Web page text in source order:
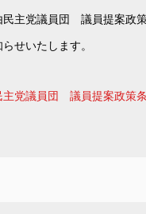
民主党議員団 議員提案政
せいたします。
主党議員団 議員提案政策